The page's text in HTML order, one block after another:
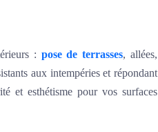
: pose de terrasses, allées,
aux intempéries et répondant
et esthétisme pour vos surfaces